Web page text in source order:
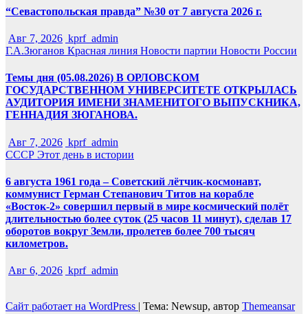
“Севастопольская правда” №30 от 7 августа 2026 г.
Авг 7, 2026 kprf_admin
Г.А.Зюганов Красная линия Новости партии Новости России
Темы дня (05.08.2026) В ОРЛОВСКОМ
ГОСУДАРСТВЕННОМ УНИВЕРСИТЕТЕ ОТКРЫЛАСЬ
АУДИТОРИЯ ИМЕНИ ЗНАМЕНИТОГО ВЫПУСКНИКА,
ГЕННАДИЯ ЗЮГАНОВА.
Авг 7, 2026 kprf_admin
СССР Этот день в истории
6 августа 1961 года – Советский лётчик-космонавт,
коммунист Герман Степанович Титов на корабле
«Восток-2» совершил первый в мире космический полёт
длительностью более суток (25 часов 11 минут), сделав 17
оборотов вокруг Земли, пролетев более 700 тысяч
километров.
Авг 6, 2026 kprf_admin
Сайт работает на WordPress | Тема: Newsup, автор Themeansar